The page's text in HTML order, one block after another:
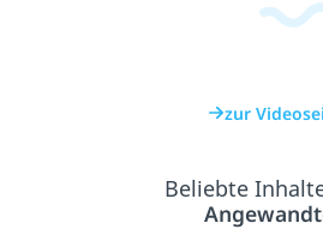
zur
Beliebte